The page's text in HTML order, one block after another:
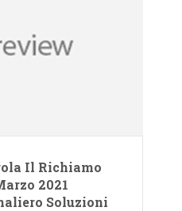
Il Richiamo
2021
Soluzioni